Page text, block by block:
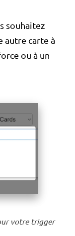
souhaitez
autre carte à
ou à un
votre trigger